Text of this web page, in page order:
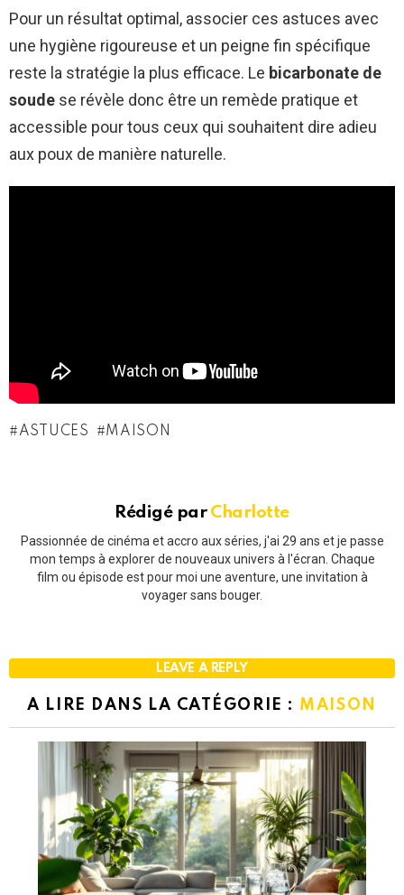
Pour un résultat optimal, associer ces astuces avec
une hygiène rigoureuse et un peigne fin spécifique
reste la stratégie la plus efficace. Le bicarbonate de
soude se révèle donc être un remède pratique et
accessible pour tous ceux qui souhaitent dire adieu
aux poux de manière naturelle.
ASTUCES MAISON
Rédigé par Charlotte
Passionnée de cinéma et accro aux séries, j'ai 29 ans et je passe
mon temps à explorer de nouveaux univers à l'écran. Chaque
film ou épisode est pour moi une aventure, une invitation à
voyager sans bouger.
LEAVE A REPLY
A LIRE DANS LA CATÉGORIE : MAISON